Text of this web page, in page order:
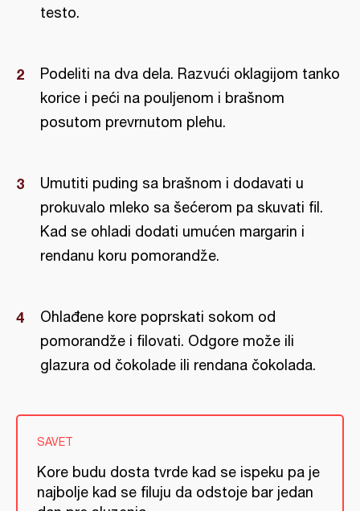
testo.
Podeliti na dva dela. Razvući oklagijom tanko
korice i peći na pouljenom i brašnom
posutom prevrnutom plehu.
Umutiti puding sa brašnom i dodavati u
prokuvalo mleko sa šećerom pa skuvati fil.
Kad se ohladi dodati umućen margarin i
rendanu koru pomorandže.
Ohlađene kore poprskati sokom od
pomorandže i filovati. Odgore može ili
glazura od čokolade ili rendana čokolada.
SAVET
Kore budu dosta tvrde kad se ispeku pa je
najbolje kad se filuju da odstoje bar jedan